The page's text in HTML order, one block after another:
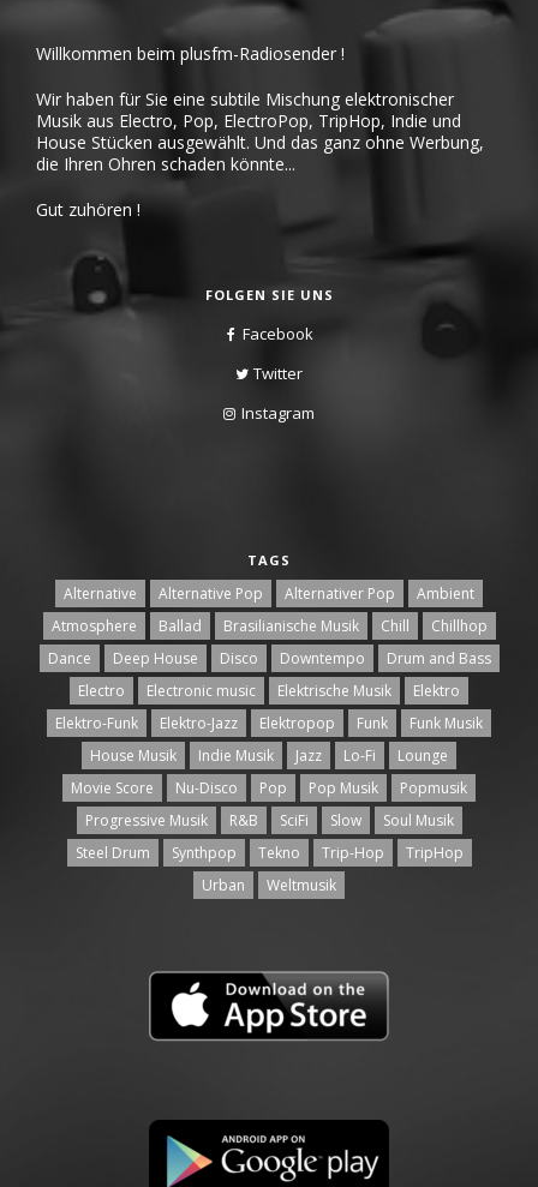
Willkommen beim plusfm-Radiosender !
Wir haben für Sie eine subtile Mischung elektronischer
Musik aus Electro, Pop, ElectroPop, TripHop, Indie und
House Stücken ausgewählt. Und das ganz ohne Werbung,
die Ihren Ohren schaden könnte...
Gut zuhören !
FOLGEN SIE UNS
Facebook
Twitter
Instagram
TAGS
Alternative Alternative Pop Alternativer Pop
Ambient
Atmosphere
Ballad Brasilianische Musik Chill
Chillhop
Dance
Deep House Disco Downtempo
Drum and Bass
Electro
Electronic music Elektrische Musik
Elektro
Elektro-Funk
Elektro-Jazz Elektropop Funk
Funk Musik
House Musik
Indie Musik Jazz Lo-Fi
Lounge
Movie Score
Nu-Disco Pop Pop Musik
Popmusik
Progressive Musik
R&B SciFi Slow
Soul Musik
Steel Drum
Synthpop Tekno Trip-Hop
TripHop
Urban
Weltmusik